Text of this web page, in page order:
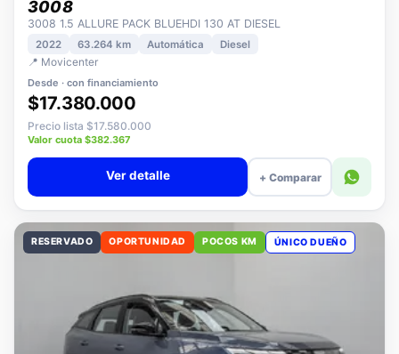
PEUGEOT
3008
3008 1.5 ALLURE PACK BLUEHDI 130 AT DIESEL
2022 63.264 km
📍 Movicenter
Desde · con financiamiento
$17.380.000
Precio lista $17.580.000
Valor cuota $382.367
+ Comparar
RESERVADO OPORTUNIDAD POCOS KM